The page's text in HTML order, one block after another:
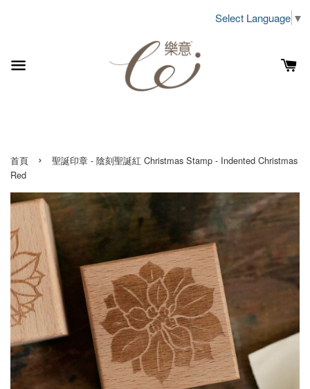
Select Language ▼
首頁 ›
聖誕印章 - 陰刻聖誕紅 Christmas Stamp - Indented Christmas
Red